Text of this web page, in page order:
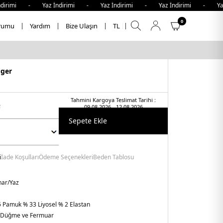
İndirimi - Yaz İndirimi - Yaz İndirimi -
Yardım Bize Ulaşın TL
0
Tahmini Kargoya Teslimat Tarihi :
09.08.2026 - 12.08.2026
Sepete Ekle
İade KoşullarıÖdeme SeçenekleriBeden Tablosu
Yaz
Pamuk % 33 Liyosel % 2 Elastan
Düğme ve Fermuar